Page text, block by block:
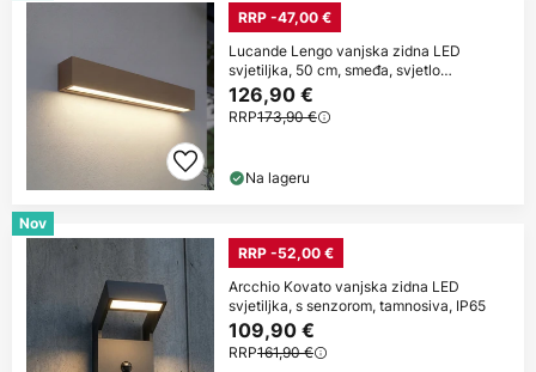
RRP -47,00 €
Lucande Lengo vanjska zidna LED
svjetiljka, 50 cm, smeđa, svjetlo
usmjereno
126,90 €
RRP173,90 €
Na lageru
Nov
RRP -52,00 €
Arcchio Kovato vanjska zidna LED
svjetiljka, s senzorom, tamnosiva, IP65
109,90 €
RRP161,90 €